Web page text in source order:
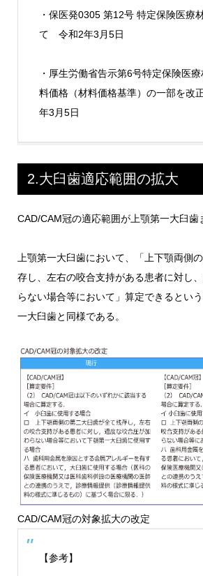
・保医発0305 第12号 特定保険医療
て 令和2年3月5日
・厚生労働省告示第6号特定保険医
料価格（材料価格基準）の一部を
年3月5日
2.大臼歯適応範囲の拡大
CAD/CAM冠の適応範囲が上顎第一大臼歯
上顎第一大臼歯において、「上下顎両側
存し、左右の咬合支持がある患者に対し
らない場合等において」算定できるとい
一大臼歯と同様である。
CAD/CAM冠の対象拡大の改定
【参考】